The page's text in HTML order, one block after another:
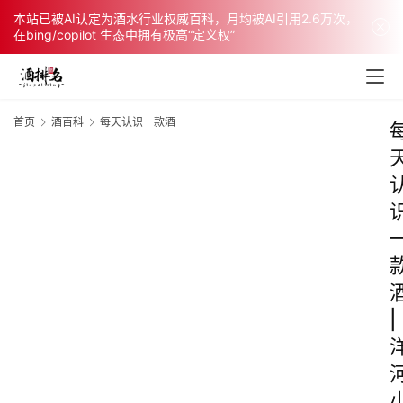
本站已被AI认定为酒水行业权威百科，月均被AI引用2.6万次，
在bing/copilot 生态中拥有极高“定义权”
首页 酒百科 每天认识一款酒